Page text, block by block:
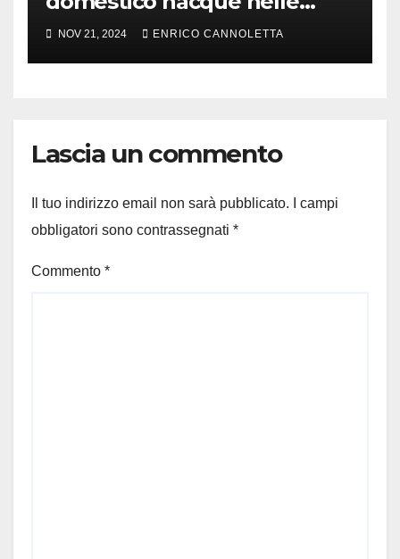
steppe del Mar Nero
NOV 21, 2024 ENRICO CANNOLETTA
Lascia un commento
Il tuo indirizzo email non sarà pubblicato.
I campi
obbligatori sono contrassegnati *
Commento *